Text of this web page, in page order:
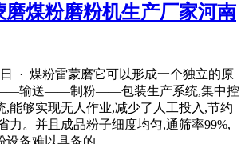
磨煤粉磨粉机生产厂家河南
日 · 煤粉雷蒙磨它可以形成一个独立的原
输送——制粉——包装生产系统,集中控
,能够实现无人作业,减少了人工投入,节约
力。并且成品粉子细度均匀,通筛率99%,
备难以具备的。